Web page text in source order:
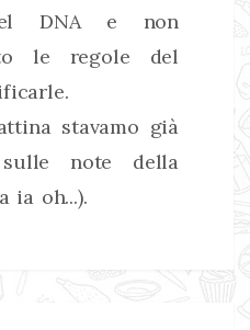
DNA e non
le regole del
stavamo già
sulle note della
ia oh...).